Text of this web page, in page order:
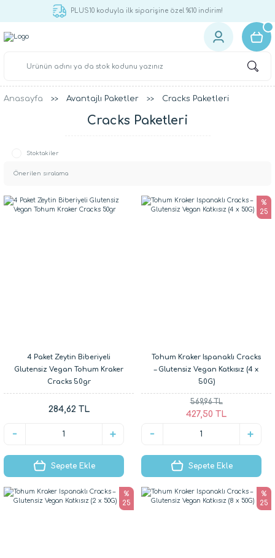
PLUS10 koduyla ilk siparişine özel %10 indirim!
Anasayfa Avantajlı Paketler Cracks Paketleri
Cracks Paketleri
Stoktakiler
4 Paket Zeytin Biberiyeli
Glutensiz Vegan Tohum Kraker
Cracks 50gr
284,62 TL
Sepete Ekle
%
25
Tohum Kraker Ispanaklı Cracks
– Glutensiz Vegan Katkısız (4 x
50G)
569,96 TL
427,50 TL
Sepete Ekle
%
25
%
25